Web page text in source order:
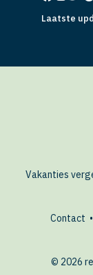
Laatste
Vakanties
Contact •
© 2026